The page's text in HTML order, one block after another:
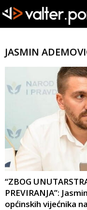
JASMIN
“ZBOG
PREVIRANJA”:
općinskih vijećnika